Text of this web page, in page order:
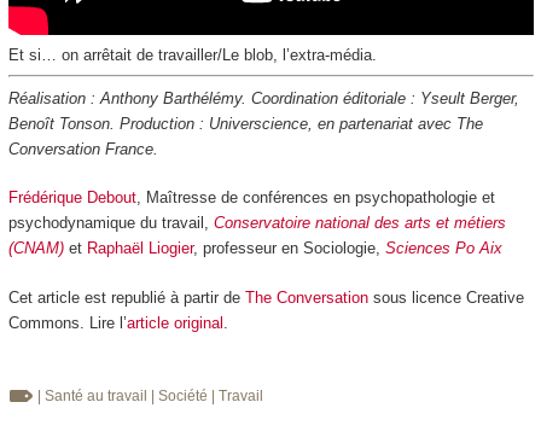
Et si… on arrêtait de travailler/Le blob, l’extra-média.
Réalisation : Anthony Barthélémy. Coordination éditoriale : Yseult Berger,
Benoît Tonson. Production : Universcience, en partenariat avec The
Conversation France.
Frédérique Debout, Maîtresse de conférences en psychopathologie et
psychodynamique du travail, Conservatoire national des arts et métiers
(CNAM)et Raphaël Liogier, professeur en Sociologie, Sciences Po Aix
Cet article est republié à partir de The Conversationsous licence Creative
Commons. Lire l’article original
| Santé au travail | Société | Travail